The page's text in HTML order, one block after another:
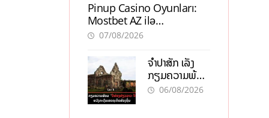
Pinup Casino Oyunları:
Mostbet AZ ilə
Müqayisədə Nə Təqdim
07/08/2026
ຈຳປາສັກ ເລັ່ງ
ກຽມຄວາມພ້ອມ
“ປີທ່ອງທ່ຽວ
06/08/2026